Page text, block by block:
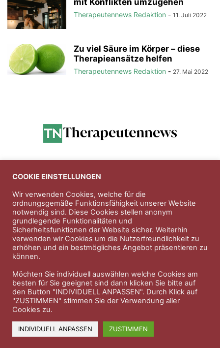
mit Konflikten umzugehen
Therapeutennews Redaktion - 11. Juli 2022
Zu viel Säure im Körper – diese
Therapieansätze helfen
Therapeutennews Redaktion - 27. Mai 2022
Anzeigen
Entdecken Sie die hochwertigen
Nahrungsergänungsprodukte der FirmaNatura Vitalis
Jahn & Partner Versicherungsmakler GmbH-
Versicherungen und Finanzdienstleistungen seit 1986 -
Professioneller Rundumschutz seit über 30 Jahren.
Impressum Nutzungsbedingungen
Datenschutzerklärung
© 2023 Therapeutennews.de
COOKIE EINSTELLUNGEN
Wir verwenden Cookies, welche für die
ordnungsgemäße Funktionsfähigkeit unserer Website
notwendig sind. Diese Cookies stellen anonym
grundlegende Funktionalitäten und
Sicherheitsfunktionen der Website sicher. Weiterhin
verwenden wir Cookies um die Nutzerfreundlichkeit zu
erhöhen und ein bestmögliches Angebot präsentieren zu
können.
Möchten Sie individuell auswählen welche Cookies am
besten für Sie geeignet sind dann klicken Sie bitte auf
den Button "INDIVIDUELL ANPASSEN". Durch Klick auf
"ZUSTIMMEN" stimmen Sie der Verwendung aller
Cookies zu.
INDIVIDUELL ANPASSEN ZUSTIMMEN